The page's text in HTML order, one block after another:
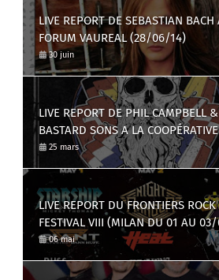
LIVE REPORT DE SEBASTIAN BACH
FORUM VAUREAL (28/06/14)
30 juin
LIVE REPORT DE PHIL CAMPBELL
BASTARD SONS A LA
(23/03/17)
25 mars
LIVE REPORT DU FRONTIERS ROCK
FESTIVAL VIII (MILAN DU 01 AU
06 mai